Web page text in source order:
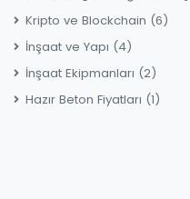
Kripto ve Blockchain (6)
İnşaat ve Yapı (4)
İnşaat Ekipmanları (2)
Hazır Beton Fiyatları (1)